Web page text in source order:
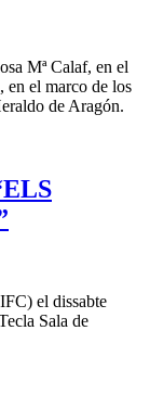
Mª Calaf, en el
en el marco de los
de Aragón.
el dissabte
Sala de